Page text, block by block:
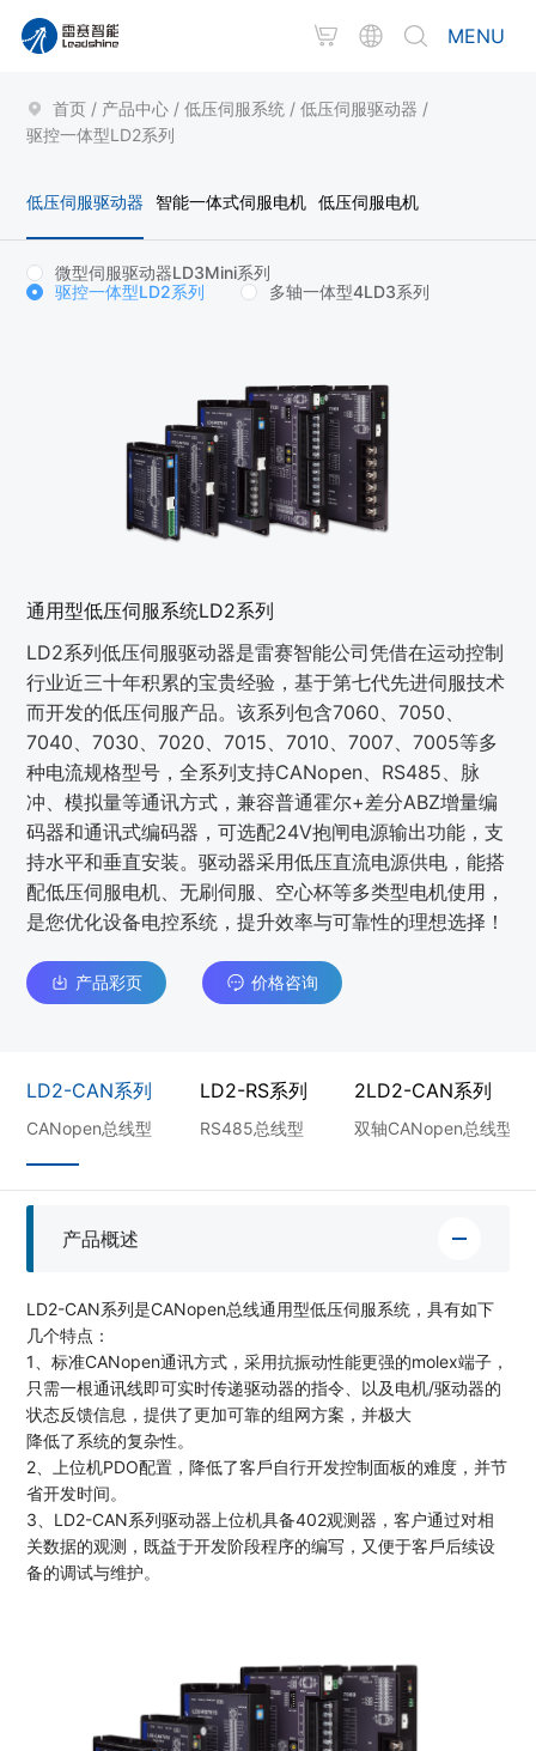
MENU
首页 / 产品中心 / 低压伺服系统 / 低压伺服驱动器 /
驱控一体型LD2系列
低压伺服驱动器 智能一体式伺服电机 低压伺服电机
微型伺服驱动器LD3Mini系列
驱控一体型LD2系列
多轴一体型4LD3系列
通用型低压伺服系统LD2系列
LD2系列低压伺服驱动器是雷赛智能公司凭借在运动控制
⾏业近三⼗年积累的宝贵经验，基于第七代先进伺服技术
⽽开发的低压伺服产品。该系列包含7060、7050、
7040、7030、7020、7015、7010、7007、7005等多
种电流规格型号，全系列⽀持CANopen、RS485、脉
冲、模拟量等通讯⽅式，兼容普通霍尔+差分ABZ增量编
码器和通讯式编码器，可选配24V抱闸电源输出功能，⽀
持⽔平和垂直安装。驱动器采⽤低压直流电源供电，能搭
配低压伺服电机、⽆刷伺服、空⼼杯等多类型电机使⽤，
是您优化设备电控系统，提升效率与可靠性的理想选择！
产品彩页 价格咨询
LD2-CAN系列
CANopen总线型
LD2-RS系列
RS485总线型
2LD2-CAN系列
双轴CANopen总线型
产品概述
LD2-CAN系列是CANopen总线通用型低压伺服系统，具有如下
几个特点：
1、标准CANopen通讯方式，采⽤抗振动性能更强的molex端⼦，
只需⼀根通讯线即可实时传递驱动器的指令、以及电机/驱动器的
状态反馈信息，提供了更加可靠的组⽹⽅案，并极⼤
降低了系统的复杂性。
2、上位机PDO配置，降低了客⼾⾃⾏开发控制⾯板的难度，并节
省开发时间。
3、LD2-CAN系列驱动器上位机具备402观测器，客户通过对相
关数据的观测，既益于开发阶段程序的编写，⼜便于客⼾后续设
备的调试与维护。